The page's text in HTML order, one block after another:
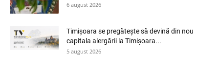
6 august 2026
Timișoara se pregătește să devină din nou
capitala alergării la Timișoara...
5 august 2026